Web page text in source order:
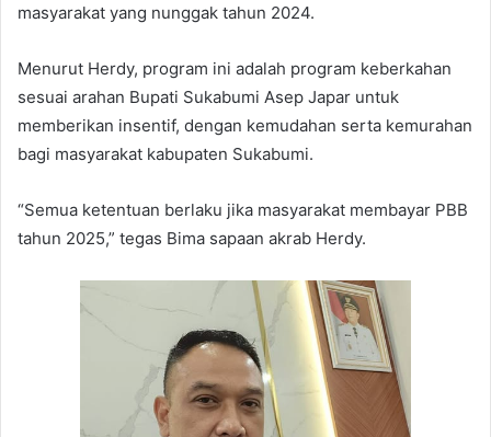
masyarakat yang nunggak tahun 2024.
Menurut Herdy, program ini adalah program keberkahan
sesuai arahan Bupati Sukabumi Asep Japar untuk
memberikan insentif, dengan kemudahan serta kemurahan
bagi masyarakat kabupaten Sukabumi.
“Semua ketentuan berlaku jika masyarakat membayar PBB
tahun 2025,” tegas Bima sapaan akrab Herdy.